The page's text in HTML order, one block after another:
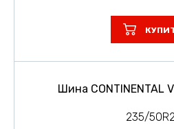
Шина CONTINENTAL
235/